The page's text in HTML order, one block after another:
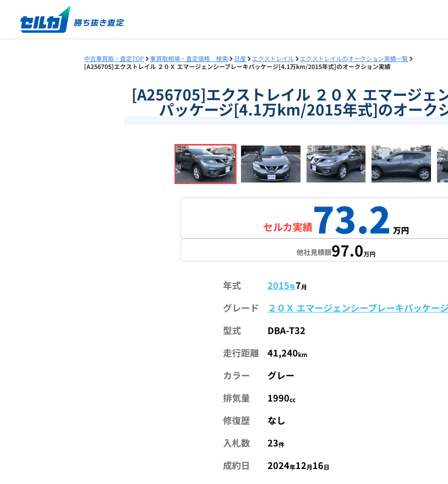
中古車買取・査定TOP 車買取相場・査定価格 検索 日産 エクストレイル
エクストレイルのオークション実績一覧
[A256705]エクストレイル ２０Ｘ エマージェンシーブレーキパッケージ[4.1万km/2015年式]のオークション実績
[A256705]エクストレイル ２０Ｘ エマージェ
パッケージ[4.1万km/2015年式]のオーク
セルカ実績73.2 万円
他社見積額97.0万円
年式 2015年7月
グレード
２０Ｘ エマージェンシーブレーキパッケー
型式
DBA-T32
走行距離
41,240km
カラー
グレー
排気量
1990cc
修復歴
なし
入札数
23件
成約日 2024年12月16日